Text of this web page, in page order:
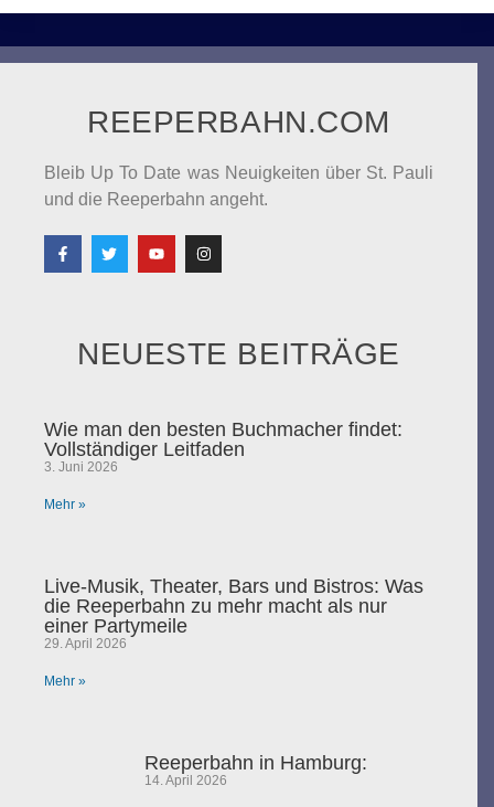
REEPERBAHN.COM
Bleib Up To Date was Neuigkeiten über St. Pauli
und die Reeperbahn angeht.
NEUESTE BEITRÄGE
Wie man den besten Buchmacher findet:
Vollständiger Leitfaden
3. Juni 2026
Mehr »
Live-Musik, Theater, Bars und Bistros: Was
die Reeperbahn zu mehr macht als nur
einer Partymeile
29. April 2026
Mehr »
Reeperbahn in Hamburg:
14. April 2026